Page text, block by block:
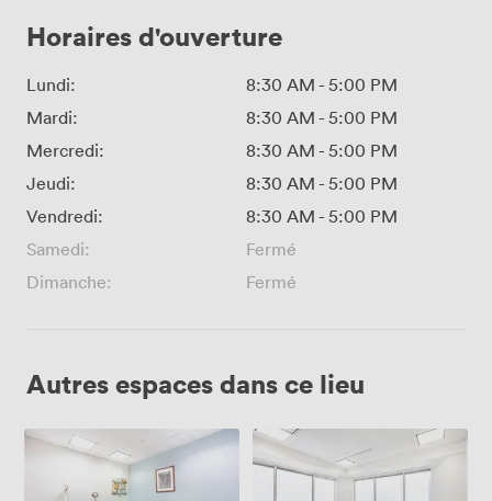
Horaires d'ouverture
Lundi: 8:30 AM - 5:00 PM
Mardi:
8:30 AM - 5:00 PM
Mercredi:
8:30 AM - 5:00 PM
Jeudi:
8:30 AM - 5:00 PM
Vendredi:
8:30 AM - 5:00 PM
Samedi:
Fermé
Dimanche:
Fermé
Autres espaces dans ce lieu
Adler
CM
Room